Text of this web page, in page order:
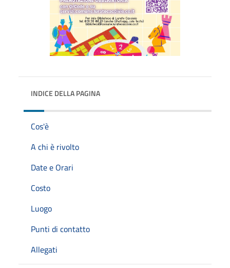
INDICE DELLA PAGINA
Cos'è
A chi è rivolto
Date e Orari
Costo
Luogo
Punti di contatto
Allegati